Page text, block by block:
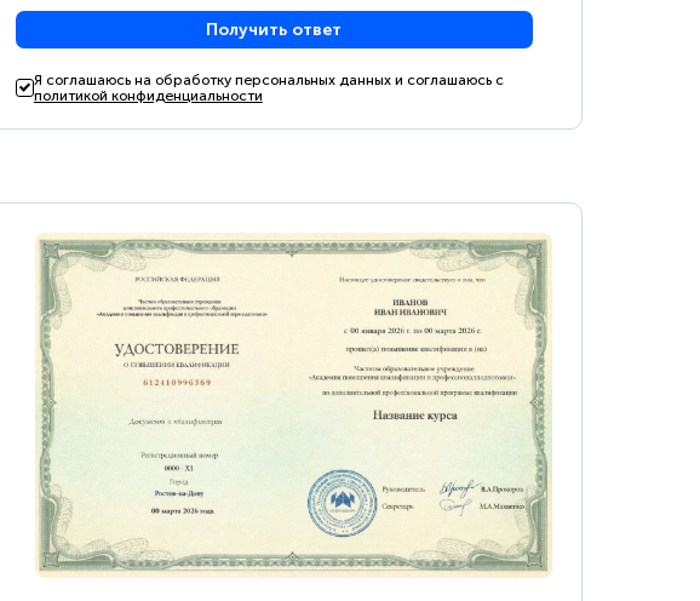
Получить ответ
Я соглашаюсь на обработку персональных данных и соглашаюсь с
политикой конфиденциальности